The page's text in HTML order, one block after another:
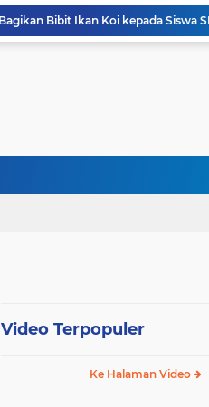
Video Terpopuler
Ke Halaman Video